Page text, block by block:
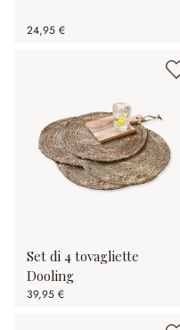
24,95 €
Set di 4 tovagliette
Dooling
39,95 €